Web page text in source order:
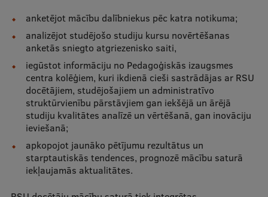
ESF kvalifikācijas celšanas kursi
Pedagoģiskās izaugsmes centrs
Kvalifikācijas atbilstības pārbaude
Pētniecība
Zinātniskie institūti un laboratorijas
anketējot mācību dalībniekus pēc katra notikuma;
analizējot studējošo studiju kursu novērtēšanas
anketās sniegto atgriezenisko saiti,
iegūstot informāciju no Pedagoģiskās izaugsmes
centra kolēģiem, kuri ikdienā cieši sastrādājas ar RSU
docētājiem, studējošajiem un administratīvo
struktūrvienību pārstāvjiem gan iekšējā un ārējā
studiju kvalitātes analīzē un vērtēšanā, gan inovāciju
ieviešanā;
apkopojot jaunāko pētījumu rezultātus un
starptautiskās tendences, prognozē mācību saturā
iekļaujamās aktualitātes.